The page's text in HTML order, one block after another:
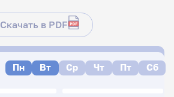
Скачать в PDF
Пн Вт Ср Чт Пт Сб